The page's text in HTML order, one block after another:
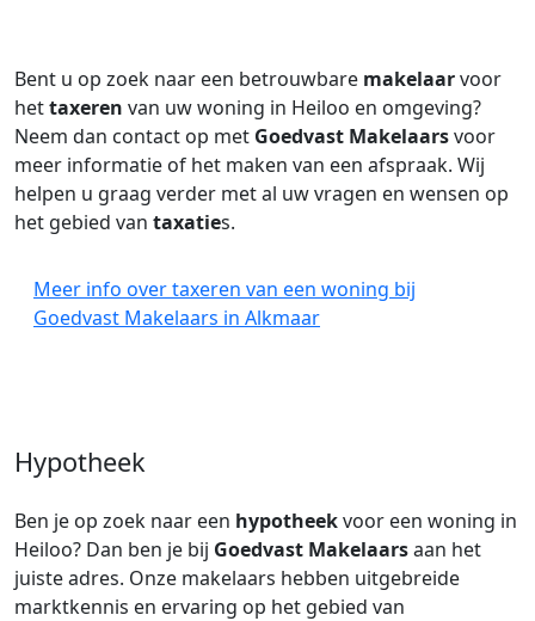
Bent u op zoek naar een betrouwbare makelaarvoor
hettaxeren van uw woning in Heiloo en omgeving?
Neem dan contact op met Goedvast Makelaarsvoor
meer informatie of het maken van een afspraak. Wij
helpen u graag verder met al uw vragen en wensen op
het gebied van taxaties.
Meer info over taxeren van een woning bij
Goedvast Makelaars in Alkmaar
Hypotheek
Ben je op zoek naar een hypotheekvoor een woning in
Heiloo? Dan ben je bij Goedvast Makelaarsaan het
juiste adres. Onze makelaars hebben uitgebreide
marktkennis en ervaring op het gebied van